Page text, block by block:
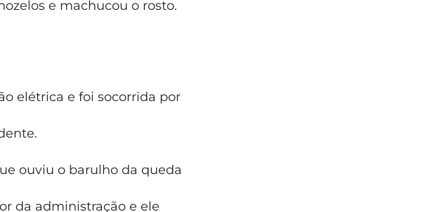
e machucou o rosto.
elétrica e foi socorrida por
ouviu o barulho da queda
da administração e ele